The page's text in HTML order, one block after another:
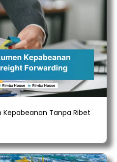
Tanpa Ribet